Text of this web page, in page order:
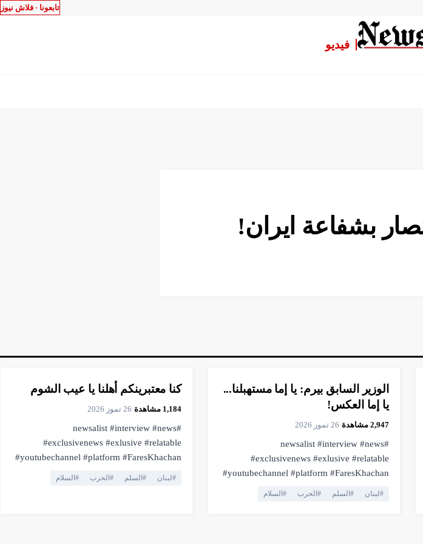
تابعونا · فلاش نيوز
فيديو
بشفاعة ايران!
8:46
▶فيديو
الوزير السابق بيرم: يا إما مستهبلنا...
يا إما العكس!
2,947 مشاهدة·26 تموز 2026
#newsalist #interview #news
#exclusivenews #exlusive #relatable
#youtubechannel #platform #FaresKhachan
#لبنان # السلم # الحرب # السلام
0:35
▶فيديو
كنا معتبرينكم أهلنا يا عيب الشوم
1,184 مشاهدة·26 تموز 2026
#newsalist #interview #news
#exclusivenews #exlusive #relatable
#youtubechannel #platform #FaresKhachan
#لبنان # السلم # الحرب # السلام